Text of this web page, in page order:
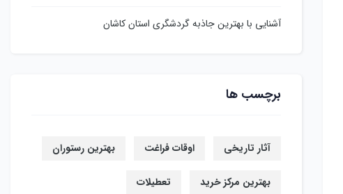
آشنایی با بهترین جاذبه گردشگری استان کاشان
برچسب ها
آثار تاریخی اوقات فراغت بهترین رستوران
بهترین مرکز خرید تعطیلات